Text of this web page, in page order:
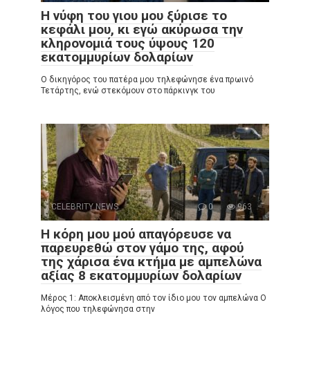
Η νύφη του γιου μου ξύρισε το
κεφάλι μου, κι εγώ ακύρωσα την
κληρονομιά τους ύψους 120
εκατομμυρίων δολαρίων
Ο δικηγόρος του πατέρα μου τηλεφώνησε ένα πρωινό
Τετάρτης, ενώ στεκόμουν στο πάρκινγκ του
CELEBRITY NEWS 0 963
Η κόρη μου μού απαγόρευσε να
παρευρεθώ στον γάμο της, αφού
της χάρισα ένα κτήμα με αμπελώνα
αξίας 8 εκατομμυρίων δολαρίων
Μέρος 1: Αποκλεισμένη από τον ίδιο μου τον αμπελώνα Ο
λόγος που τηλεφώνησα στην